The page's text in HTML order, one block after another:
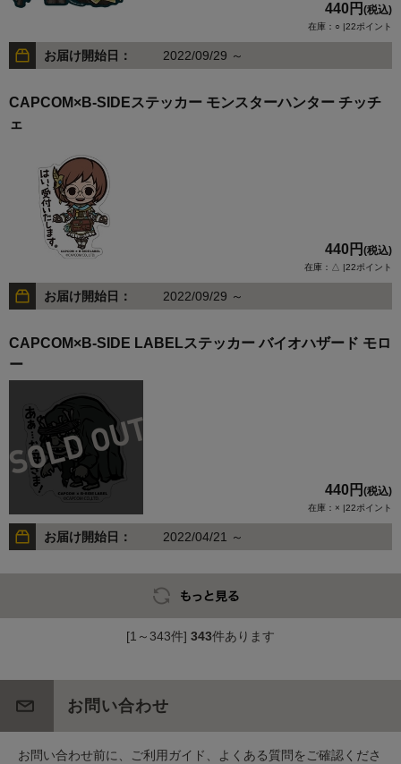
440円 (税込)
在庫：○ |22ポイント
お届け開始日： 2022/09/29 ～
CAPCOM×B-SIDEステッカー モンスターハンター チッチ
ェ
440円 (税込)
在庫：△ |22ポイント
お届け開始日： 2022/09/29 ～
CAPCOM×B-SIDE LABELステッカー バイオハザード モロ
ー
440円 (税込)
在庫：× |22ポイント
お届け開始日： 2022/04/21 ～
[1～343件] 343件あります
お問い合わせ
お問い合わせ前に、ご利用ガイド、よくある質問をご確認くださ